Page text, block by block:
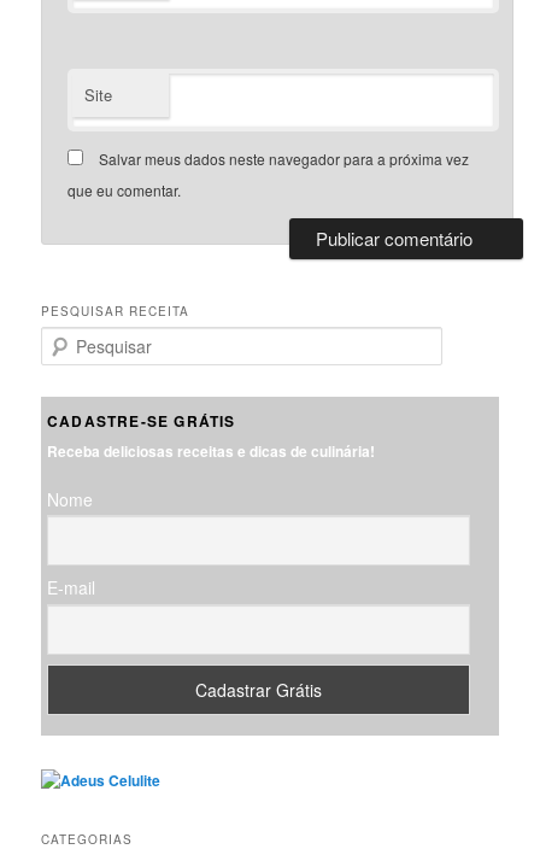
Site
Salvar meus dados neste navegador para a próxima vez
que eu comentar.
PESQUISAR RECEITA
e
u
a
CADASTRE-SE GRÁTIS
Receba deliciosas receitas e dicas de culinária!
Nome
E-mail
CATEGORIAS